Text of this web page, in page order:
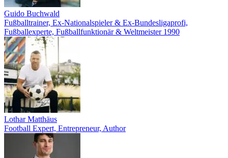
Guido Buchwald
Fußballtrainer, Ex-Nationalspieler & Ex-Bundesligaprofi,
Fußballexperte, Fußballfunktionär & Weltmeister 1990
Lothar Matthäus
Football Expert, Entrepreneur, Author